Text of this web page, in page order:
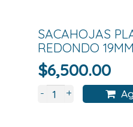
SACAHOJAS
REDONDO 19MM
$6,500.00
- +